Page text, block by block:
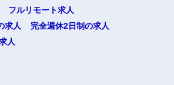
フルリモート求人
求人
完全週休2日制の求人
人